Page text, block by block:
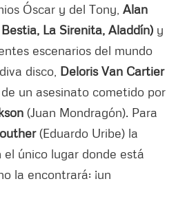
Óscar y del Tony, Alan
La Sirenita, Aladdín) y
escenarios del mundo
disco, Deloris Van Cartier
un asesinato cometido por
(Juan Mondragón). Para
(Eduardo Uribe) la
único lugar donde está
la encontrará: ¡un